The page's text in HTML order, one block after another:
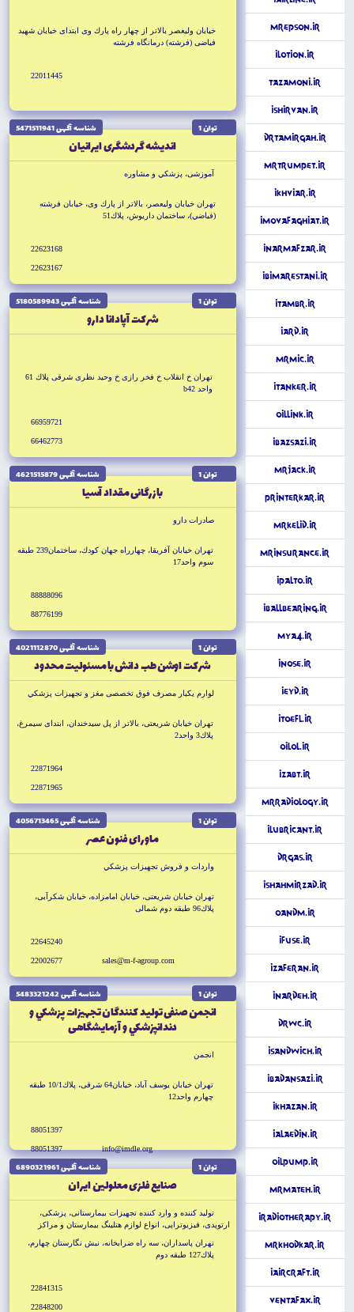
MrEpson.ir
iLotion.ir
Tazamoni.ir
iShirvan.ir
DrTamirgah.ir
MrTrumpet.ir
iKhviar.ir
iMovafaghiat.ir
iNarmafzar.ir
iBimarestani.ir
iTambr.ir
iArd.ir
MrMic.ir
iTanker.ir
OilLink.ir
iBazsazi.ir
MrJack.ir
PrinterKar.ir
MrKelid.ir
MrInsurance.ir
iPalto.ir
iBallbearing.ir
MyA4.ir
iNose.ir
iEyd.ir
iToefl.ir
OilOl.ir
iZabt.ir
MrRadiology.ir
iLubricant.ir
DrGas.ir
iShahmirzad.ir
OandM.ir
iFuse.ir
iZaferan.ir
iNardeh.ir
DrWC.ir
iSandwich.ir
iBadansazi.ir
iKhazan.ir
iAlaedin.ir
OilPump.ir
MrMateh.ir
iRadioTherapy.ir
MrKhodkar.ir
iAirCraft.ir
VentaFax.ir
خيابان وليعصر بالاتر از چهار راه پارك وى ابتداى خيابان شهيد
فياضى (فرشته) درمانگاه فرشته
22011445
توان 1 شناسه آگهى 5471511941
انديشه گردشگرى ايرانيان
آموزشى، پزشكي و مشاوره
تهران خيابان وليعصر، بالاتر از پارك وى، خيابان فرشته
(فياضي)، ساختمان داريوش، پلاك51
22623168
22623167
توان 1 شناسه آگهى 5180589943
شركت آپادانا دارو
تهران خ انقلاب خ فخر رازى خ وحيد نظرى شرقى پلاك 61
واحد b42
66959721
66462773
توان 1 شناسه آگهى 4621515879
بازرگانى مقداد آسيا
صادرات دارو
تهران خيابان آفريقا، چهارراه جهان كودك، ساختمان239 طبقه
سوم واحد17
88888096
88776199
توان 1 شناسه آگهى 4021112870
شركت اوشن طب دانش با مسئوليت محدود
لوارم يكبار مصرف فوق تخصصى مغز و تجهيزات پزشكي
تهران خيابان شريعتى، بالاتر از پل سيدخندان، ابتداى سيمرغ،
پلاك3 واحد2
22871964
22871965
توان 1 شناسه آگهى 4056713465
ماوراى فنون عصر
واردات و فروش تجهيزات پزشكي
تهران خيابان شريعتى، خيابان امامزاده، خيابان شكرآبى،
پلاك96 طبقه دوم شمالى
sales@m-f-agroup.com
22645240
22002677
توان 1 شناسه آگهى 5483321242
انجمن صنفى توليد كنندگان تجهيزات پزشكي و
دندانپزشكي و آزمايشگاهى
انجمن
تهران خيابان يوسف آباد، خيابان64 شرقى، پلاك10/1 طبقه
چهارم واحد12
info@imdle.org
88051397
88051397
توان 1 شناسه آگهى 6890321961
صنايع فلزى معلولين ايران
توليد كننده و وارد كننده تجهيزات بيمارستانى، پزشكى،
ارتوپدى، فيزيوتراپى، انواع لوازم هتلينگ بيمارستان و مراكز
تهران پاسداران، سه راه ضرابخانه، نبش نگارستان چهارم،
پلاك127 طبقه دوم
22841315
22848200